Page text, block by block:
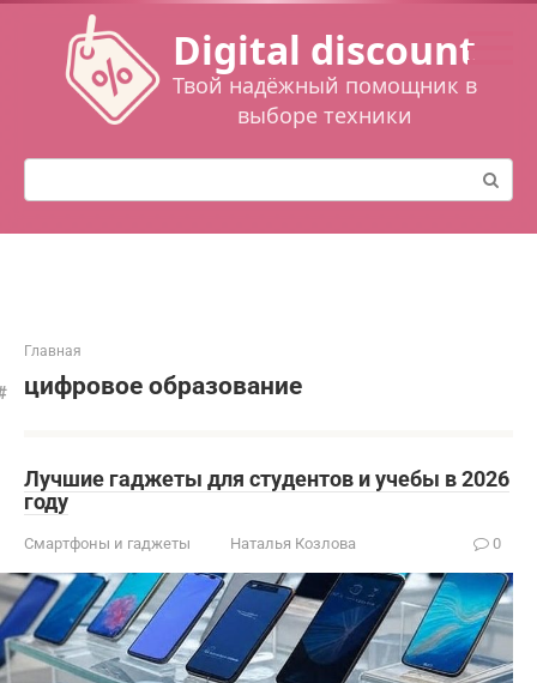
Перейти
контенту
Digital discount
Твой надёжный помощник в
выборе техники
Поиск:
Главная
цифровое образование
Лучшие гаджеты для студентов и учебы в 2026
году
Смартфоны и гаджеты Наталья Козлова 0